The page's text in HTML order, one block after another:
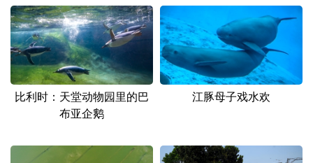
比利时：天堂动物园里的巴
布亚企鹅
江豚母子戏水欢